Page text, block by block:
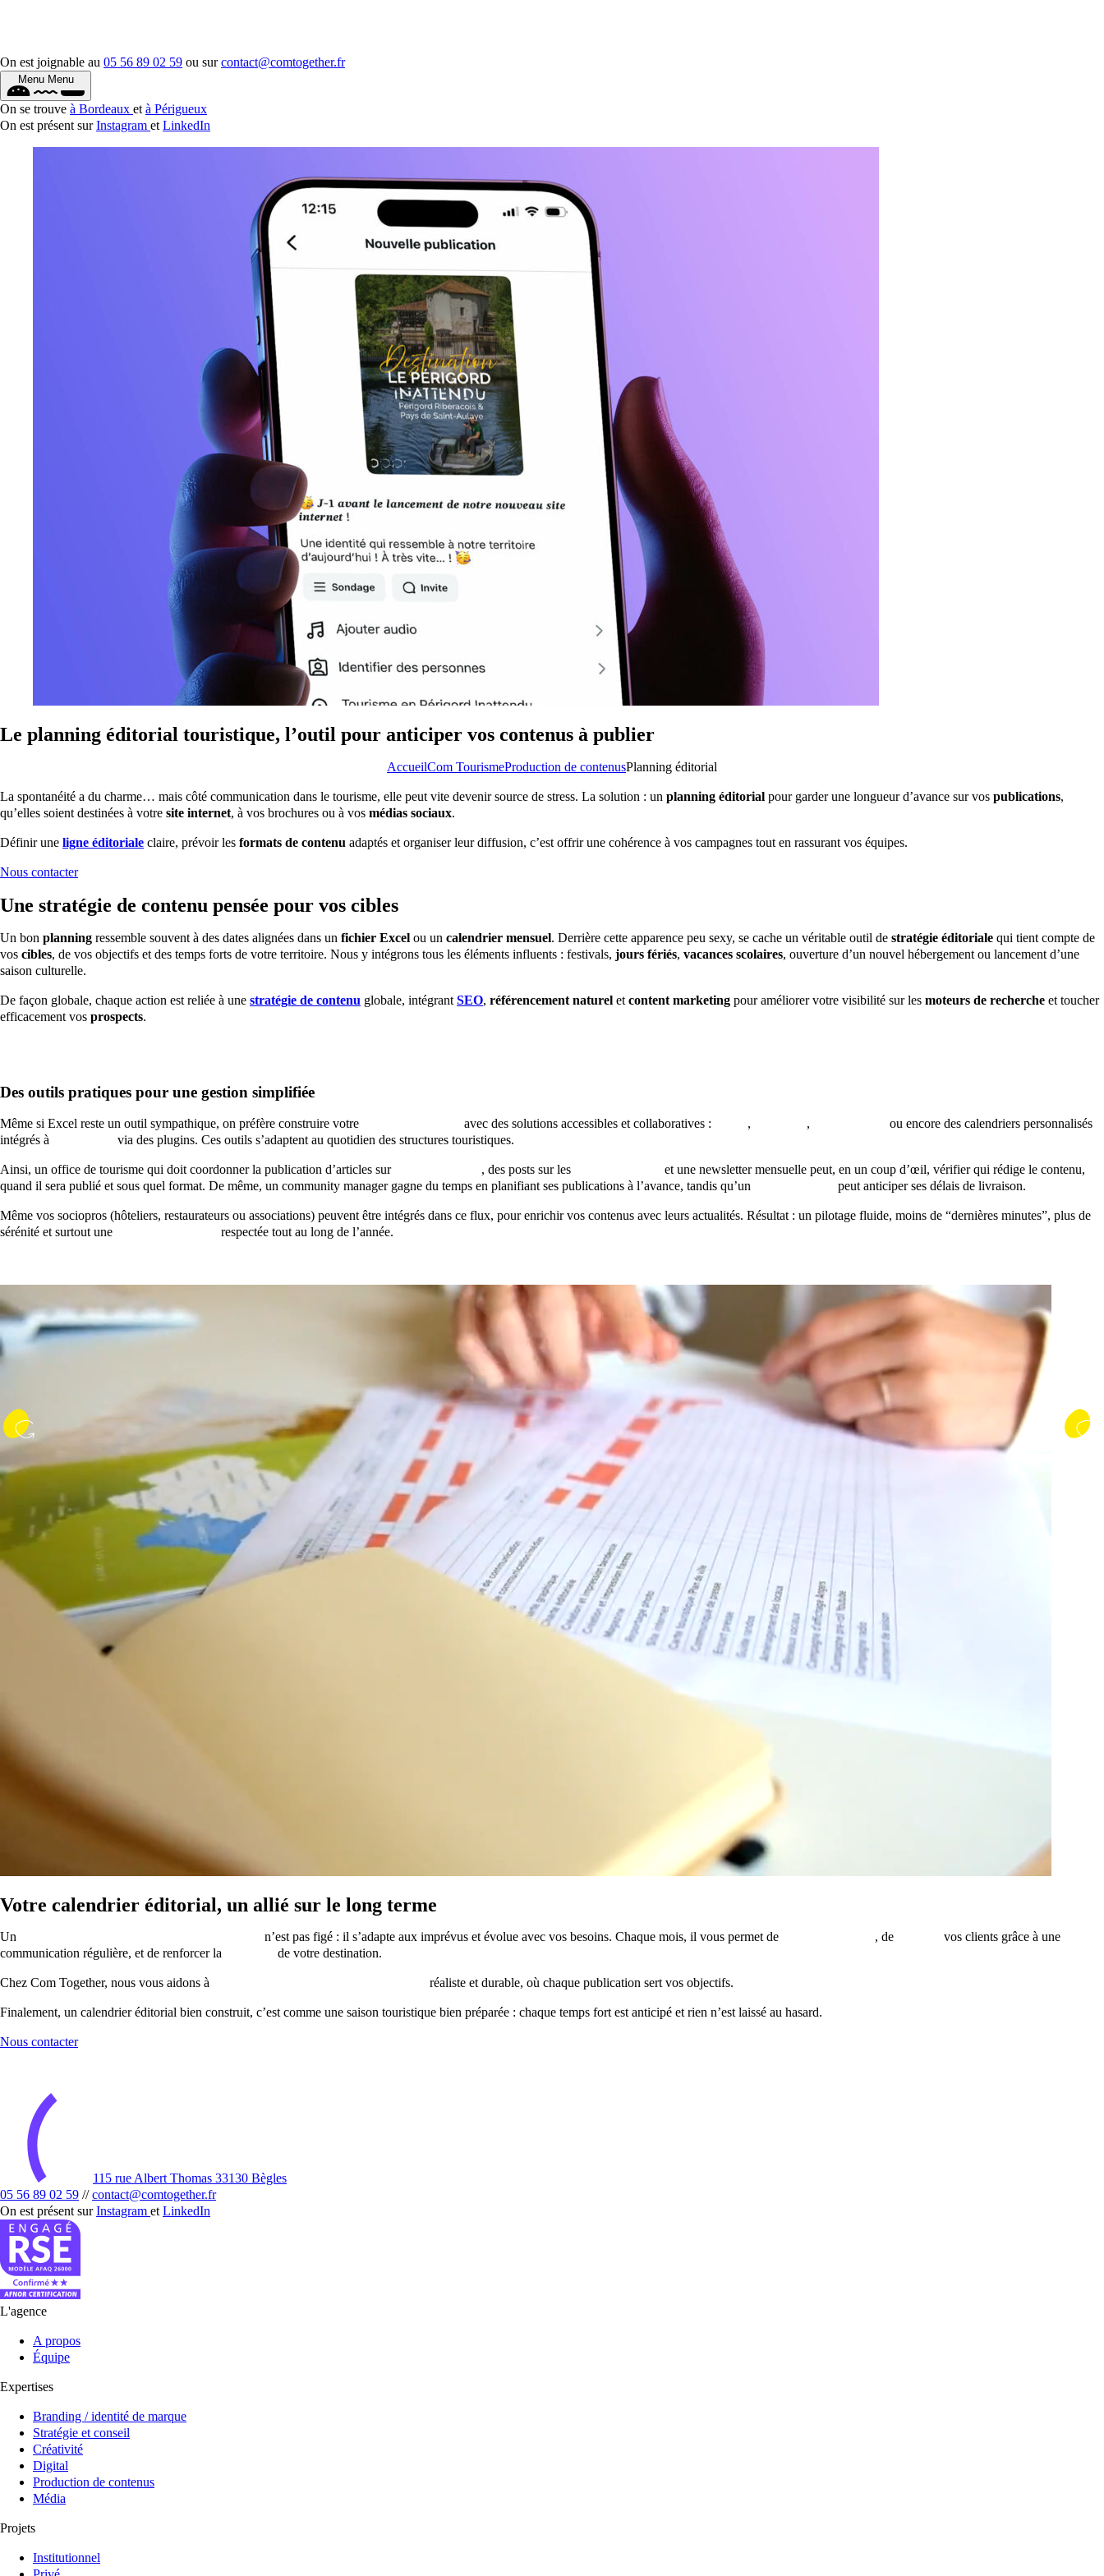
On est joignable au 05 56 89 02 59 ou surcontact@comtogether.fr
Menu Menu
On se trouve à Bordeaux et à Périgueux
On est présent surInstagram et LinkedIn
Le planning éditorial touristique, l’outil pour anticiper vos contenus à publier
AccueilCom TourismeProduction de contenusPlanning éditorial
La spontanéité a du charme… mais côté communication dans le tourisme, elle peut vite devenir source de stress. La solution : un planning éditorial pour garder une longueur d’avance sur vos publications,
qu’elles soient destinées à votre site internet, à vos brochures ou à vos médias sociaux.
Définir une ligne éditoriale claire, prévoir les formats de contenu adaptés et organiser leur diffusion, c’est offrir une cohérence à vos campagnes tout en rassurant vos équipes.
Nous contacter
Une stratégie de contenu pensée pour vos cibles
Un bon planning ressemble souvent à des dates alignées dans un fichier Excel ou un calendrier mensuel. Derrière cette apparence peu sexy, se cache un véritable outil de stratégie éditoriale qui tient compte de
vos cibles, de vos objectifs et des temps forts de votre territoire. Nous y intégrons tous les éléments influents : festivals, jours fériés, vacances scolaires, ouverture d’un nouvel hébergement ou lancement d’une
saison culturelle.
De façon globale, chaque action est reliée à une stratégie de contenu globale, intégrant SEO, référencement naturel et content marketing pour améliorer votre visibilité sur les moteurs de recherche et toucher
efficacement vos prospects.
Des outils pratiques pour une gestion simplifiée
Même si Excel reste un outil sympathique, on préfère construire votre avec des solutions accessibles et collaboratives : , ,
ou encore des calendriers personnalisés
intégrés à
via des plugins. Ces outils s’adaptent au quotidien des structures touristiques.
Ainsi, un office de tourisme qui doit coordonner la publication d’articles sur , des posts sur les
et une newsletter mensuelle peut, en un coup d’œil, vérifier qui rédige le contenu,
quand il sera publié et sous quel format. De même, un community manager gagne du temps en planifiant ses publications à l’avance, tandis qu’un
peut anticiper ses délais de livraison.
Même vos sociopros (hôteliers, restaurateurs ou associations) peuvent être intégrés dans ce flux, pour enrichir vos contenus avec leurs actualités. Résultat : un pilotage fluide, moins de “dernières minutes”, plus de
sérénité et surtout une
respectée tout au long de l’année.
Votre calendrier éditorial, un allié sur le long terme
Un n’est pas figé : il s’adapte aux imprévus et évolue avec vos besoins. Chaque mois, il vous permet de , de
vos clients grâce à une
communication régulière, et de renforcer la
de votre destination.
Chez Com Together, nous vous aidons à réaliste et durable, où chaque publication sert vos objectifs.
Finalement, un calendrier éditorial bien construit, c’est comme une saison touristique bien préparée : chaque temps fort est anticipé et rien n’est laissé au hasard.
Nous contacter
115 rue Albert Thomas 33130 Bègles
05 56 89 02 59 // contact@comtogether.fr
On est présent surInstagram etLinkedIn
L'agence
A propos
Équipe
Expertises
Branding / identité de marque
Stratégie et conseil
Créativité
Digital
Production de contenus
Média
Projets
Institutionnel